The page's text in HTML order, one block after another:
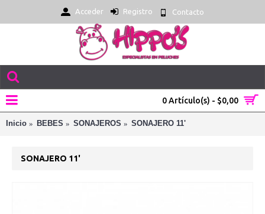
Acceder Registro Contacto
0 Artículo(s) - $0,00
Inicio BEBES SONAJEROS SONAJERO 11'
SONAJERO 11'